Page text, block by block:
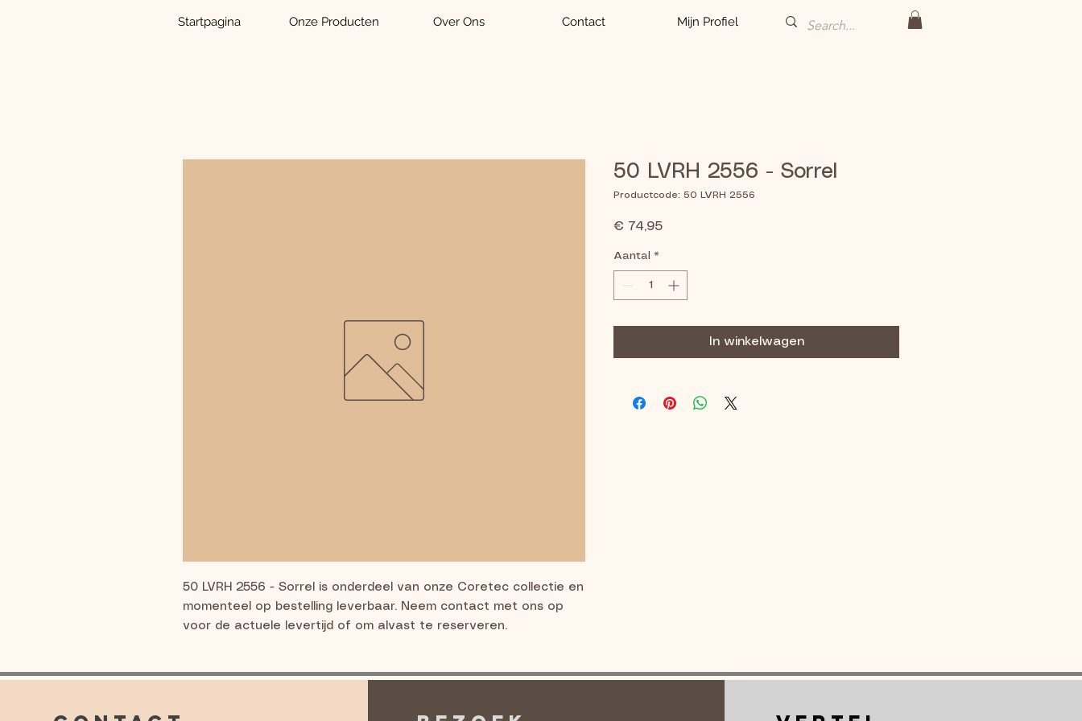
Startpagina Onze Producten Over Ons Contact Mijn Profiel
50 LVRH 2556 - Sorrel is onderdeel van onze Coretec collectie en
momenteel op bestelling leverbaar. Neem contact met ons op
voor de actuele levertijd of om alvast te reserveren.
50 LVRH 2556 - Sorrel
Productcode: 50 LVRH 2556
€ 74,95Prijs
Aantal *
In winkelwagen